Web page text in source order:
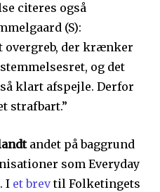
citeres også
(S):
overgreb, der krænker
og det
klart afspejle. Derfor
strafbart.”
andet på baggrund
som Everyday
I et brevtil Folketingets